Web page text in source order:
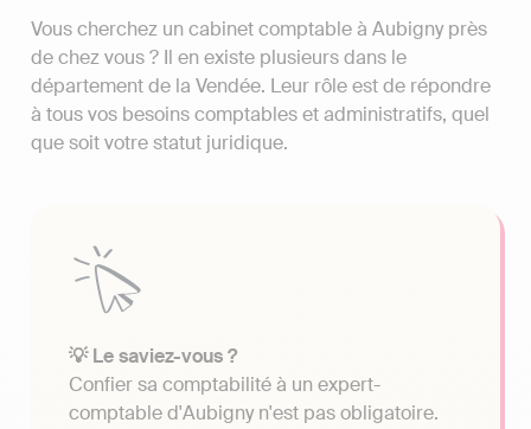
Vous cherchez un cabinet comptable à Aubigny près
de chez vous ? Il en existe plusieurs dans le
département de la Vendée. Leur rôle est de répondre
à tous vos besoins comptables et administratifs, quel
que soit votre statut juridique.
💡 Le saviez-vous ?
Confier sa comptabilité à un expert-
comptable d'Aubigny n'est pas obligatoire.